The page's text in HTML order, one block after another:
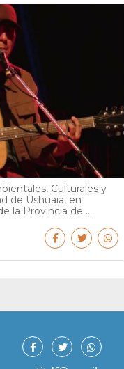
Culturales y
de Ushuaia, en
la Provincia de ...